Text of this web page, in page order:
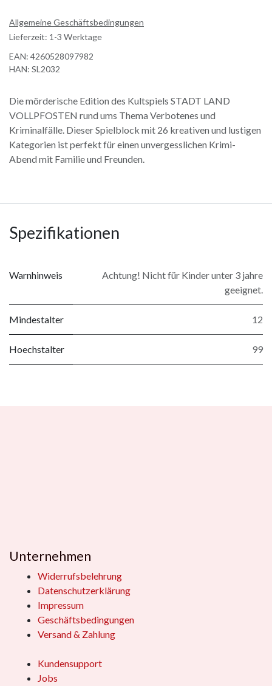
Allgemeine Geschäftsbedingungen
Lieferzeit: 1-3 Werktage
EAN: 4260528097982
HAN: SL2032
Die mörderische Edition des Kultspiels STADT LAND
VOLLPFOSTEN rund ums Thema Verbotenes und
Kriminalfälle. Dieser Spielblock mit 26 kreativen und lustigen
Kategorien ist perfekt für einen unvergesslichen Krimi-
Abend mit Familie und Freunden.
Spezifikationen
Warnhinweis
Achtung! Nicht für Kinder unter 3 jahre
geeignet.
Mindestalter 12
Hoechstalter 99
Unternehmen
Widerrufsbelehrung
Datenschutzerklärung
Impressum
Geschäftsbedingungen
Versand & Zahlung
Kundensupport
Jobs